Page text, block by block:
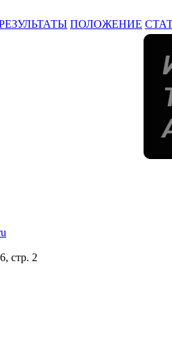
ПОЛОЖЕНИЕ
стр. 2